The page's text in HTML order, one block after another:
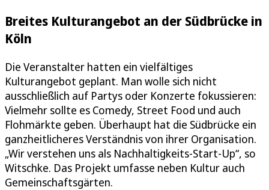
Breites Kulturangebot an der Südbrücke in
Köln
Die Veranstalter hatten ein vielfältiges
Kulturangebot geplant. Man wolle sich nicht
ausschließlich auf Partys oder Konzerte fokussieren:
Vielmehr sollte es Comedy, Street Food und auch
Flohmärkte geben. Überhaupt hat die Südbrücke ein
ganzheitlicheres Verständnis von ihrer Organisation.
„Wir verstehen uns als Nachhaltigkeits-Start-Up“, so
Witschke. Das Projekt umfasse neben Kultur auch
Gemeinschaftsgärten.